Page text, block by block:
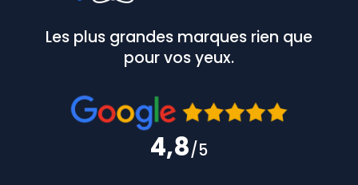
Les plus grandes marques rien que
pour vos yeux.
4,8/5